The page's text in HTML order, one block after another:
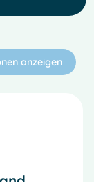
anzeigen